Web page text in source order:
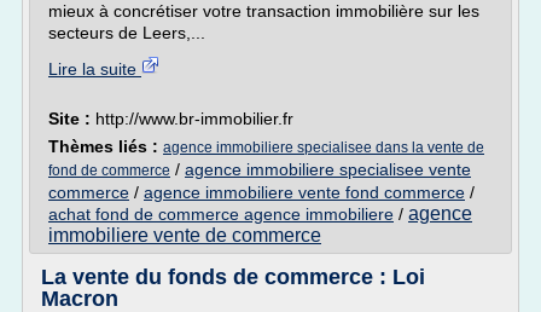
mieux à concrétiser votre transaction immobilière sur les
secteurs de Leers,...
Lire la suite
Site : http://www.br-immobilier.fr
Thèmes liés : agence immobiliere specialisee dans la vente de
fond de commerce / agence immobiliere specialisee vente
commerce / agence immobiliere vente fond commerce /
achat fond de commerce agence immobiliere / agence
immobiliere vente de commerce
La vente du fonds de commerce : Loi
Macron